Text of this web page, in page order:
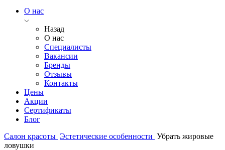
О нас
Назад
О нас
Специалисты
Вакансии
Бренды
Отзывы
Контакты
Цены
Акции
Сертификаты
Блог
Салон красоты Эстетические особенности Убрать жировые
ловушки